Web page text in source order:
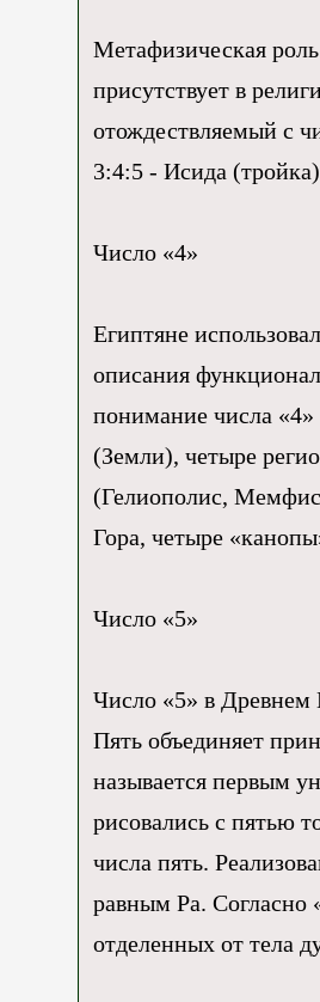
Метафизическая
присутствует в
отождествляемый с
3:4:5 - Исида
Число «4»
Египтяне
описания
понимание числа «4»
(Земли), четыре
(Гелиополис,
Гора, четыре
Число «5»
Число «5» в Древнем
Пять объединяет
называется первым
рисовались с пятью
числа пять.
равным Ра. Согласно
отделенных от тела